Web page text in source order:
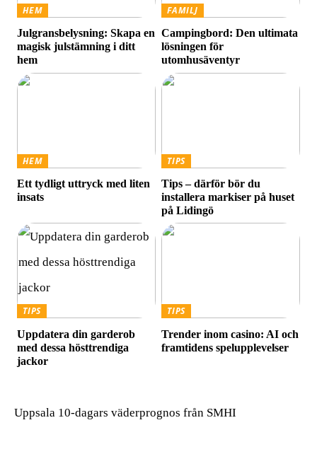
HEM
Julgransbelysning: Skapa en
magisk julstämning i ditt
hem
FAMILJ
Campingbord: Den ultimata
lösningen för
utomhusäventyr
HEM
Ett tydligt uttryck med liten
insats
TIPS
Tips – därför bör du
installera markiser på huset
på Lidingö
TIPS
Uppdatera din garderob
med dessa hösttrendiga
jackor
TIPS
Trender inom casino: AI och
framtidens spelupplevelser
Uppsala 10-dagars väderprognos från SMHI